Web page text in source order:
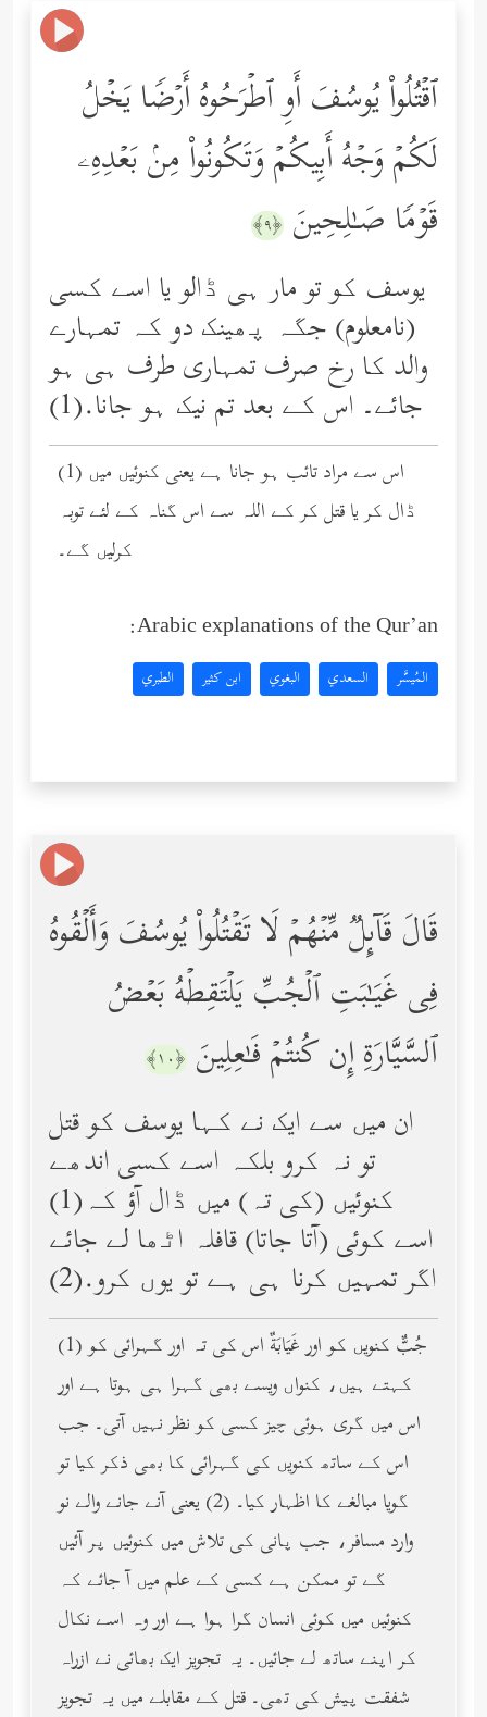
ٱقۡتُلُواْ یُوسُفَ أَوِ ٱطۡرَحُوهُ أَرۡضࣰا یَخۡلُ
لَكُمۡ وَجۡهُ أَبِیكُمۡ وَتَكُونُواْ مِنۢ بَعۡدِهِۦ
قَوۡمࣰا صَـٰلِحِینَ ﴿٩﴾
یوسف کو تو مار ہی ڈالو یا اسے کسی
(نامعلوم) جگہ پھینک دو کہ تمہارے
والد کا رخ صرف تمہاری طرف ہی ہو
جائے۔ اس کے بعد تم نیک ہو جانا.(1)
(1) اس سے مراد تائب ہو جانا ہے یعنی کنوئیں میں
ڈال کر یا قتل کر کے اللہ سے اس گناہ کے لئے توبہ
کرلیں گے۔
Arabic explanations of the Qur’an:
المُيسَّر السعدي البغوي ابن كثير الطبري
قَالَ قَاۤىِٕلࣱ مِّنۡهُمۡ لَا تَقۡتُلُواْ یُوسُفَ وَأَلۡقُوهُ
فِی غَیَـٰبَتِ ٱلۡجُبِّ یَلۡتَقِطۡهُ بَعۡضُ
ٱلسَّیَّارَةِ إِن كُنتُمۡ فَـٰعِلِینَ ﴿١٠﴾
ان میں سے ایک نے کہا یوسف کو قتل
تو نہ کرو بلکہ اسے کسی اندھے
کنوئیں (کی تہ) میں ڈال آؤ کہ(1)
اسے کوئی (آتا جاتا) قافلہ اٹھا لے جائے
اگر تمہیں کرنا ہی ہے تو یوں کرو.(2)
(1) جُبٌّ کنویں کو اور غَيَابَةٌ اس کی تہ اور گہرائی کو
کہتے ہیں، کنواں ویسے بھی گہرا ہی ہوتا ہے اور
اس میں گری ہوئی چیز کسی کو نظر نہیں آتی۔ جب
اس کے ساتھ کنویں کی گہرائی کا بھی ذکر کیا تو
گویا مبالغے کا اظہار کیا۔ (2) یعنی آنے جانے والے نو
وارد مسافر، جب پانی کی تلاش میں کنوئیں پر آئیں
گے تو ممکن ہے کسی کے علم میں آ جائے کہ
کنوئیں میں کوئی انسان گرا ہوا ہے اور وہ اسے نکال
کر اپنے ساتھ لے جائیں۔ یہ تجویز ایک بھائی نے ازراہ
شفقت پیش کی تھی۔ قتل کے مقابلے میں یہ تجویز